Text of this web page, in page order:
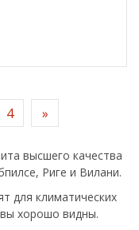
4 »
высшего качества
Риге и Вилани.
для климатических
хорошо видны.